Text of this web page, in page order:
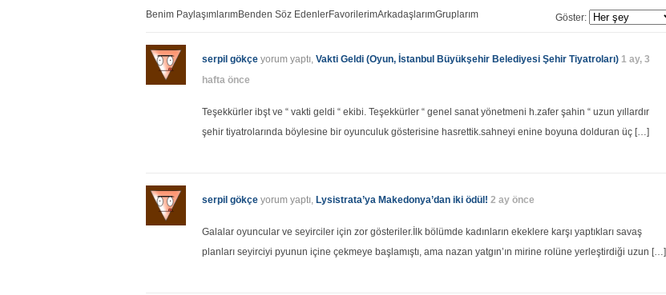
Benim PaylaşımlarımBenden Söz EdenlerFavorilerimArkadaşlarımGruplarım Göster:
serpil gökçe yorum yaptı, Vakti Geldi (Oyun, İstanbul Büyükşehir Belediyesi Şehir Tiyatroları) 1 ay, 3
hafta önce
Teşekkürler ibşt ve “ vakti geldi “ ekibi. Teşekkürler “ genel sanat yönetmeni h.zafer şahin “ uzun yıllardır
şehir tiyatrolarında böylesine bir oyunculuk gösterisine hasrettik.sahneyi enine boyuna dolduran üç […]
serpil gökçe yorum yaptı, Lysistrata’ya Makedonya’dan iki ödül! 2 ay önce
Galalar oyuncular ve seyirciler için zor gösteriler.İlk bölümde kadınların ekeklere karşı yaptıkları savaş
planları seyirciyi pyunun içine çekmeye başlamıştı, ama nazan yatgın’ın mirine rolüne yerleştirdiği uzun […]